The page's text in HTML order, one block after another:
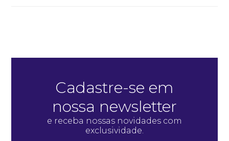
Cadastre-se em
nossa newsletter
e receba nossas novidades com
exclusividade.